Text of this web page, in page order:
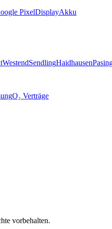
PixelDisplayAkku
WestendSendlingHaidhausen
O₂ Verträge
vorbehalten.